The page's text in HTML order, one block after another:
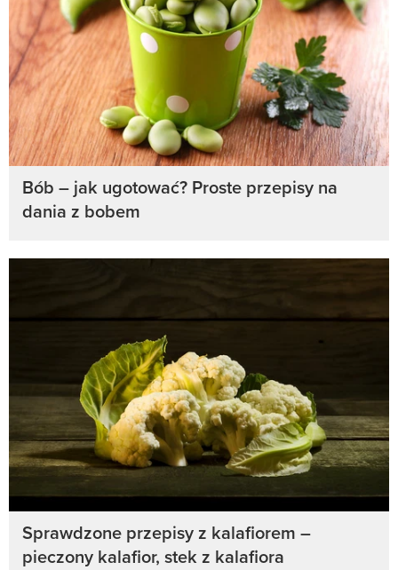
Bób – jak ugotować? Proste przepisy na
dania z bobem
Sprawdzone przepisy z kalafiorem –
pieczony kalafior, stek z kalafiora